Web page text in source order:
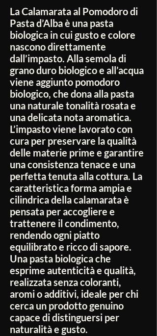
La Calamarata al Pomodoro di
Pasta d’Alba è una pasta
biologica in cui gusto e colore
nascono direttamente
dall’impasto. Alla semola di
grano duro biologico e all’acqua
viene aggiunto pomodoro
biologico, che dona alla pasta
una naturale tonalità rosata e
una delicata nota aromatica.
L’impasto viene lavorato con
cura per preservare la qualità
delle materie prime e garantire
una consistenza tenace e una
perfetta tenuta alla cottura. La
caratteristica forma ampia e
cilindrica della calamarata è
pensata per accogliere e
trattenere il condimento,
rendendo ogni piatto
equilibrato e ricco di sapore.
Una pasta biologica che
esprime autenticità e qualità,
realizzata senza coloranti,
aromi o additivi, ideale per chi
cerca un prodotto genuino
capace di distinguersi per
naturalità e gusto.